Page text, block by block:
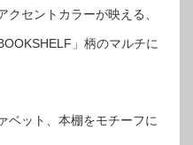
セントカラーが映える、
」柄のマルチに
ベット、本棚をモチーフに